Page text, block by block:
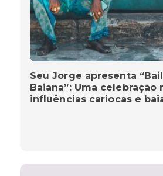
Seu Jorge apresenta
Baiana”: Uma celebração
influências cariocas e